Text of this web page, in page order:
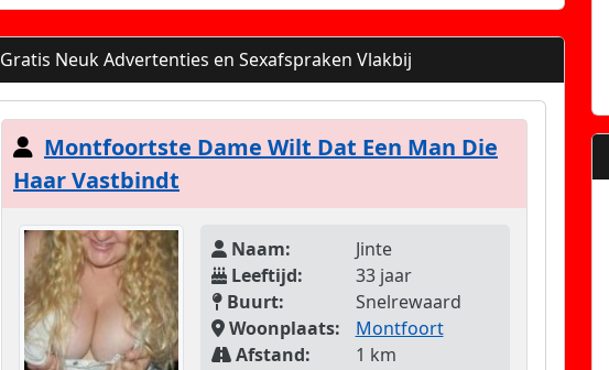
Gratis Neuk Advertenties en Sexafspraken Vlakbij
Montfoortste Dame Wilt Dat Een Man Die
Haar Vastbindt
Naam:
Jinte
Leeftijd:
33 jaar
Buurt:
Snelrewaard
Woonplaats:
Montfoort
Afstand:
1 km